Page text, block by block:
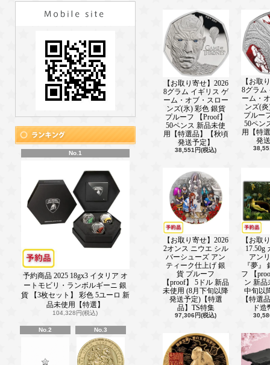
No.1
予約商品 2025 18gx3 イタリア オ
ートモビリ・ランボルギーニ 銀
貨 【3枚セット】 彩色 5ユーロ 新
品未使用【特選】
104,328円(税込)
No.2 No.3
新着情報■
2024年の商品も続々登場しておりま
新着情報■
地金型金貨好評発売中
新着情報■
副島隆彦氏講演会 9/29開催
新着情報■
2023年イーグル銀貨値下げ中！
新着情報■
シルバーバー桐箱好評中！
戴冠記念地金コイン好評発売中
新着情報■
ダイアナ銀貨再販売中！
新着情報■
ジェネリックシルバー再販中！
新着情報■
マン島キャットコイン好評発売中！
新着情報■
新店舗のガラスにデザインが加わり
新着情報■
グーグルストリートビューで店舗の
新着情報■
実店舗にて商品の予約、支払、受け
【お取り寄せ】2026
8グラム イギリス ゲ
ーム・オブ・スロー
ンズ(氷) 彩色 銀貨
プルーフ 【Proof】
50ペンス 新品未使
用【特選品】【秋頃
発送予定】
38,551円(税込)
【お取
8グラム
ーム・
ンズ(
プルー
50ペン
用【特
発
【お取り寄せ】2026
2オンス ニウエ シル
バーシューズ アン
ティーク仕上げ 銀
貨 プルーフ
【proof】 5ドル 新品
未使用 (8月下旬以降
発送予定)【特選
品】TS特集
97,306円(税込)
【お取
17.50g
アン
『夢』
フ 【
ン 新品
中旬以
【特選
ド